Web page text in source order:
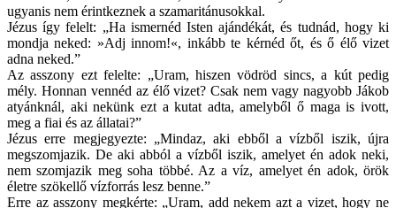
ugyanis nem érintkeznek a szamaritánusokkal.
Jézus így felelt: „Ha ismernéd Isten ajándékát, és tudnád, hogy ki
mondja neked: »Adj innom!«, inkább te kérnéd őt, és ő élő vizet
adna neked.”
Az asszony ezt felelte: „Uram, hiszen vödröd sincs, a kút pedig
mély. Honnan vennéd az élő vizet? Csak nem vagy nagyobb Jákob
atyánknál, aki nekünk ezt a kutat adta, amelyből ő maga is ivott,
meg a fiai és az állatai?”
Jézus erre megjegyezte: „Mindaz, aki ebből a vízből iszik, újra
megszomjazik. De aki abból a vízből iszik, amelyet én adok neki,
nem szomjazik meg soha többé. Az a víz, amelyet én adok, örök
életre szökellő vízforrás lesz benne.”
Erre az asszony megkérte: „Uram, add nekem azt a vizet, hogy ne